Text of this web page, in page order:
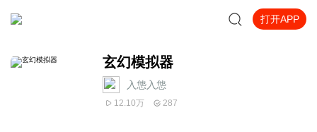
打开APP
玄幻模拟器
入怹入怹
12.10万 287